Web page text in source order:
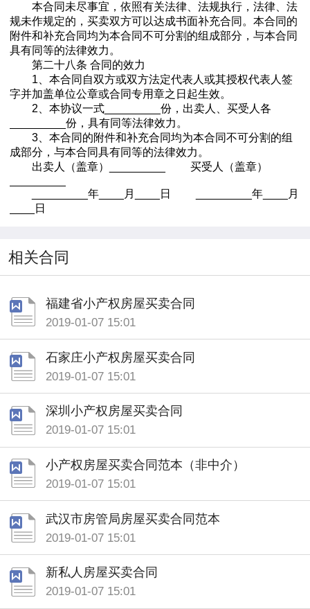
本合同未尽事宜，依照有关法律、法规执行，法律、法
规未作规定的，买卖双方可以达成书面补充合同。本合同的
附件和补充合同均为本合同不可分割的组成部分，与本合同
具有同等的法律效力。
第二十八条 合同的效力
1、本合同自双方或双方法定代表人或其授权代表人签
字并加盖单位公章或合同专用章之日起生效。
2、本协议一式_________份，出卖人、买受人各
_________份，具有同等法律效力。
3、本合同的附件和补充合同均为本合同不可分割的组
成部分，与本合同具有同等的法律效力。
出卖人（盖章）_________ 买受人（盖章）
_________年____月____日 _________年____月
____日
相关合同
福建省小产权房屋买卖合同
2019-01-07 15:01
石家庄小产权房屋买卖合同
2019-01-07 15:01
深圳小产权房屋买卖合同
2019-01-07 15:01
小产权房屋买卖合同范本（非中介）
2019-01-07 15:01
武汉市房管局房屋买卖合同范本
2019-01-07 15:01
新私人房屋买卖合同
2019-01-07 15:01